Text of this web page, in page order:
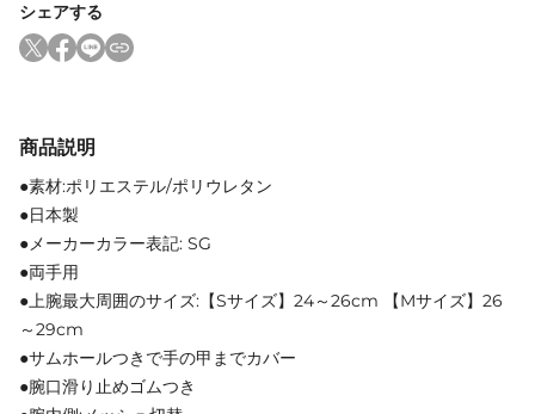
シェアする
商品説明
●素材:ポリエステル/ポリウレタン
●日本製
●メーカーカラー表記: SG
●両手用
●上腕最大周囲のサイズ:【Sサイズ】24～26cm 【Mサイズ】26
～29cm
●サムホールつきで手の甲までカバー
●腕口滑り止めゴムつき